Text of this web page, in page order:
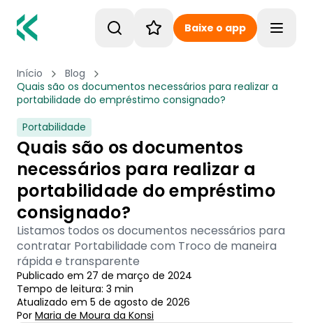
Baixe o app
Início
Blog
Quais são os documentos necessários para realizar a
portabilidade do empréstimo consignado?
Portabilidade
Quais são os documentos
necessários para realizar a
portabilidade do empréstimo
consignado?
Listamos todos os documentos necessários para
contratar Portabilidade com Troco de maneira
rápida e transparente
Publicado em 27 de março de 2024
Tempo de leitura: 3 min
Atualizado em 5 de agosto de 2026
Por Maria de Moura da Konsi